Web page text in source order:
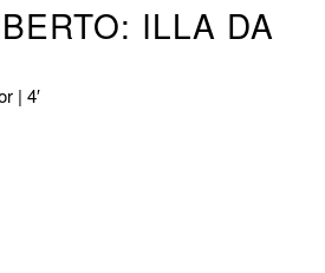
ILLA DA
| 4′